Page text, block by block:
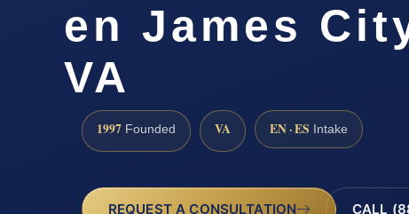
en James
VA
1997 Founded VA EN · ES Intake
REQUEST A CONSULTATION CALL